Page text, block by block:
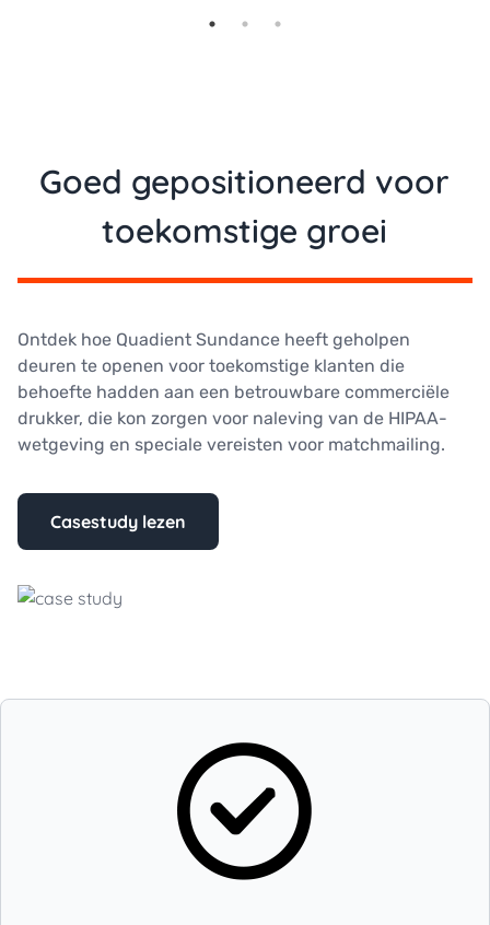
Goed gepositioneerd voor
toekomstige groei
Ontdek hoe Quadient Sundance heeft geholpen
deuren te openen voor toekomstige klanten die
behoefte hadden aan een betrouwbare commerciële
drukker, die kon zorgen voor naleving van de HIPAA-
wetgeving en speciale vereisten voor matchmailing.
Casestudy lezen